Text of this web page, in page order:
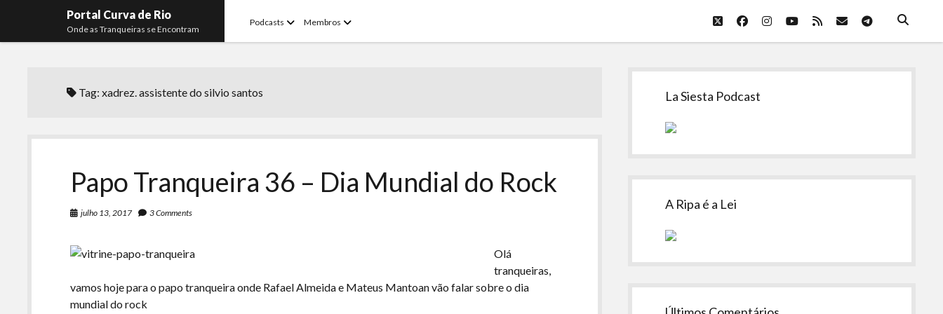
Portal Curva de Rio
Onde as Tranqueiras se Encontram
Podcasts openMembros open
twitterfacebookinstagram
youtube
rss emailtelegram
Tag:xadrez. assistente do silvio santos
Papo Tranqueira 36 – Dia Mundial do Rock
julho 13, 2017 3 Comments
Olá
tranqueiras,
vamos hoje para o papo tranqueira onde Rafael Almeida e Mateus Mantoan vão falar sobre o dia
mundial do rock
Sidebar
La Siesta Podcast
A Ripa é a Lei